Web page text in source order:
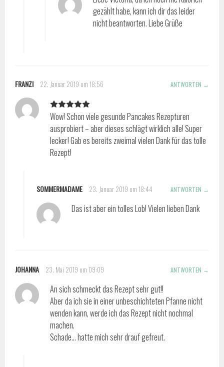
gezählt habe, kann ich dir das leider
nicht beantworten. Liebe Grüße
FRANZI 22. Januar 2019 um 18:56 ANTWORTEN
Wow! Schon viele gesunde Pancakes Rezepturen
ausprobiert – aber dieses schlägt wirklich alle! Super
lecker! Gab es bereits zweimal vielen Dank für das tolle
Rezept!
SOMMERMADAME 23. Januar 2019 um 18:44 ANTWORTEN
Das ist aber ein tolles Lob! Vielen lieben Dank
JOHANNA 23. Mai 2019 um 09:09 ANTWORTEN
An sich schmeckt das Rezept sehr gut!!
Aber da ich sie in einer unbeschichteten Pfanne nicht
wenden kann, werde ich das Rezept nicht nochmal
machen.
Schade… hatte mich sehr drauf gefreut.